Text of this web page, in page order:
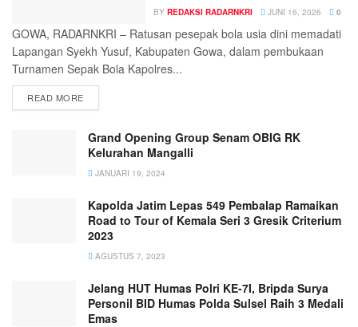
BY REDAKSI RADARNKRI JUNI 16, 2026 0
GOWA, RADARNKRI – Ratusan pesepak bola usia dini memadati
Lapangan Syekh Yusuf, Kabupaten Gowa, dalam pembukaan
Turnamen Sepak Bola Kapolres...
READ MORE
Grand Opening Group Senam OBIG RK
Kelurahan Mangalli
JANUARI 19, 2024
Kapolda Jatim Lepas 549 Pembalap Ramaikan
Road to Tour of Kemala Seri 3 Gresik Criterium
2023
AGUSTUS 7, 2023
Jelang HUT Humas Polri KE-7I, Bripda Surya
Personil BID Humas Polda Sulsel Raih 3 Medali
Emas